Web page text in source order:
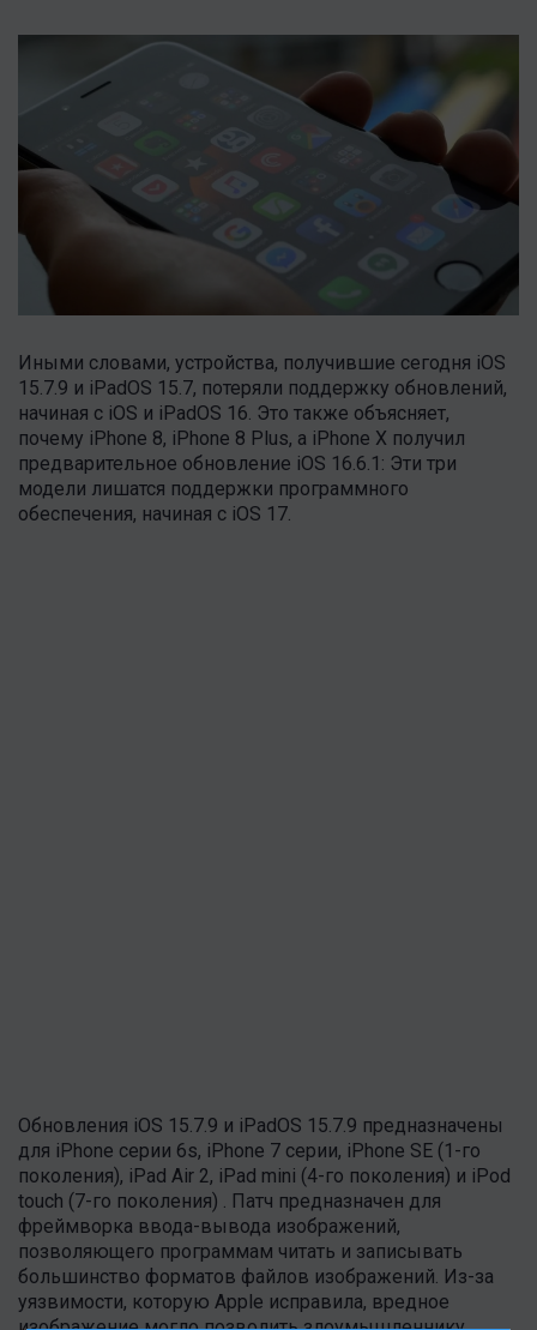
Иными словами, устройства, получившие сегодня iOS
15.7.9 и iPadOS 15.7, потеряли поддержку обновлений,
начиная с iOS и iPadOS 16. Это также объясняет,
почему iPhone 8, iPhone 8 Plus, а iPhone X получил
предварительное обновление iOS 16.6.1: Эти три
модели лишатся поддержки программного
обеспечения, начиная с iOS 17.
Обновления iOS 15.7.9 и iPadOS 15.7.9 предназначены
для iPhone серии 6s, iPhone 7 серии, iPhone SE (1-го
поколения), iPad Air 2, iPad mini (4-го поколения) и iPod
touch (7-го поколения) . Патч предназначен для
фреймворка ввода-вывода изображений,
позволяющего программам читать и записывать
большинство форматов файлов изображений. Из-за
уязвимости, которую Apple исправила, вредное